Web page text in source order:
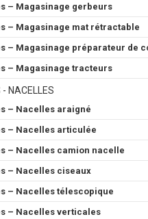
– Magasinage gerbeurs
– Magasinage mat rétractable
– Magasinage préparateur de
– Magasinage tracteurs
NACELLES
– Nacelles araigné
– Nacelles articulée
– Nacelles camion nacelle
– Nacelles ciseaux
– Nacelles télescopique
– Nacelles verticales